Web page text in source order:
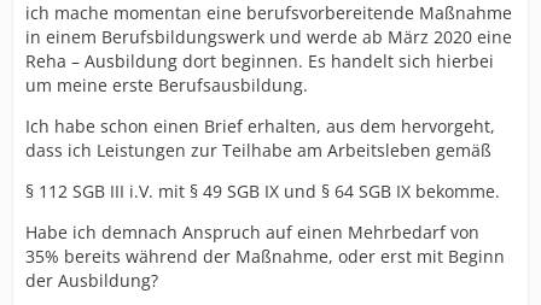
ich mache momentan eine berufsvorbereitende Maßnahme
in einem Berufsbildungswerk und werde ab März 2020 eine
Reha – Ausbildung dort beginnen. Es handelt sich hierbei
um meine erste Berufsausbildung.
Ich habe schon einen Brief erhalten, aus dem hervorgeht,
dass ich Leistungen zur Teilhabe am Arbeitsleben gemäß
§ 112 SGB III i.V. mit § 49 SGB IX und § 64 SGB IX bekomme.
Habe ich demnach Anspruch auf einen Mehrbedarf von
35% bereits während der Maßnahme, oder erst mit Beginn
der Ausbildung?